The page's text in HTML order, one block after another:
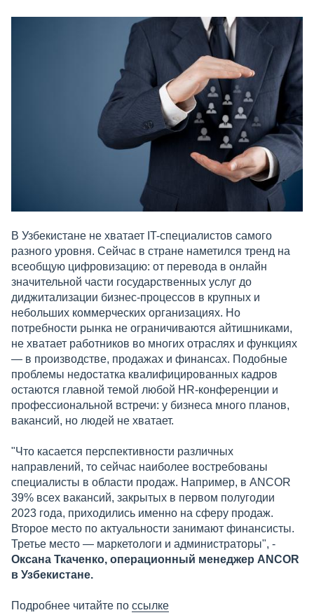
В Узбекистане не хватает IT-специалистов самого
разного уровня. Сейчас в стране наметился тренд на
всеобщую цифровизацию: от перевода в онлайн
значительной части государственных услуг до
диджитализации бизнес-процессов в крупных и
небольших коммерческих организациях. Но
потребности рынка не ограничиваются айтишниками,
не хватает работников во многих отраслях и функциях
— в производстве, продажах и финансах. Подобные
проблемы недостатка квалифицированных кадров
остаются главной темой любой HR-конференции и
профессиональной встречи: у бизнеса много планов,
вакансий, но людей не хватает.
"Что касается перспективности различных
направлений, то сейчас наиболее востребованы
специалисты в области продаж. Например, в ANCOR
39% всех вакансий, закрытых в первом полугодии
2023 года, приходились именно на сферу продаж.
Второе место по актуальности занимают финансисты.
Третье место — маркетологи и администраторы", -
Оксана Ткаченко, операционный менеджер ANCOR
в Узбекистане.
Подробнее читайте по ссылке